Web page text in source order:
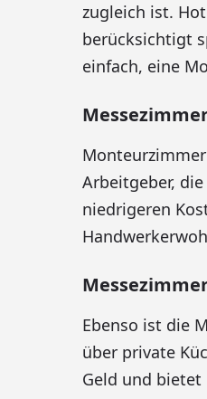
zugleich ist.
berücksichtigt
einfach, eine
Arbeitgeber,
niedrigeren
Ebenso ist die
über private
Geld und